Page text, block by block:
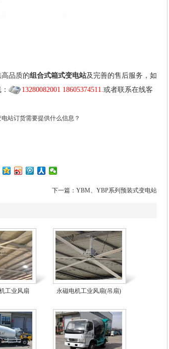
高品质的组合式箱式变电站及完善的售后服务，如
13280082001 18605374511.或者联系在线客
站订货需要提供什么信息？
下一篇： YBM、YBP系列预装式变电站
工业风扇 永磁电机工业风扇(吊扇)